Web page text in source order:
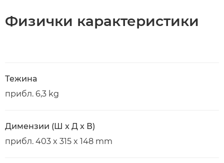
Физички карактеристики
Тежина
прибл. 6,3 kg
Димензии (Ш x Д x В)
прибл. 403 x 315 x 148 mm